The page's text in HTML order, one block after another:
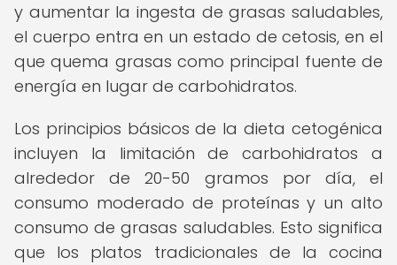
y aumentar la ingesta de grasas saludables,
el cuerpo entra en un estado de cetosis, en el
que quema grasas como principal fuente de
energía en lugar de carbohidratos.
Los principios básicos de la dieta cetogénica
incluyen la limitación de carbohidratos a
alrededor de 20-50 gramos por día, el
consumo moderado de proteínas y un alto
consumo de grasas saludables. Esto significa
que los platos tradicionales de la cocina